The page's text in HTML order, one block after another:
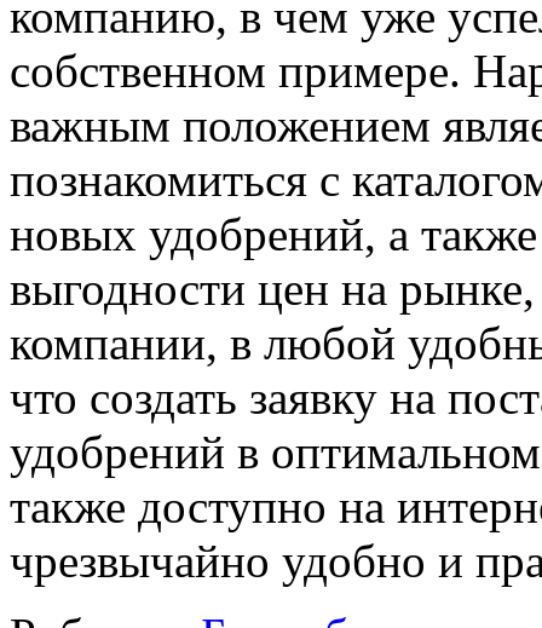
компанию, в чем уже
собственном примере.
важным положением
познакомиться с
новых удобрений, а также
выгодности цен на
компании, в любой
что создать заявку на
удобрений в
также доступно на
чрезвычайно удобно и